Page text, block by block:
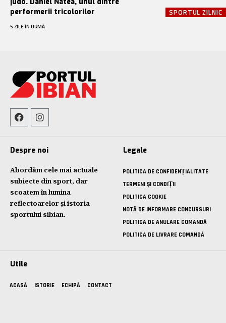
SPORTUL ZILNIC
performerii tricolorilor
5 ZILE ÎN URMĂ
Despre noi
Abordăm cele mai actuale
subiecte din sport, dar
scoatem în lumina
reflectoarelor și istoria
sportului sibian.
Legale
POLITICA DE CONFIDENȚIALITATE
TERMENI ȘI CONDIȚII
POLITICA COOKIE
NOTĂ DE INFORMARE CONCURSURI
POLITICA DE ANULARE COMANDĂ
POLITICA DE LIVRARE COMANDĂ
Utile
ACASĂ ISTORIE ECHIPĂ CONTACT